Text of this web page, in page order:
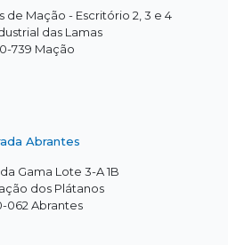
Mação - Escritório 2, 3 e 4
das Lamas
739 Mação
Abrantes
Gama Lote 3-A 1B
dos Plátanos
062 Abrantes